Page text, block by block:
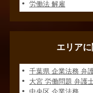
労働法 解雇
エリア
千葉県 企業法務 弁
大宮 労働問題 弁護